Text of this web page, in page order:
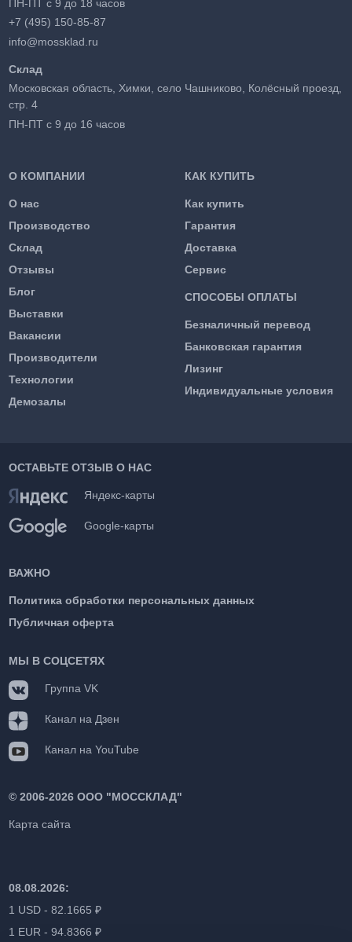
О КОМПАНИИ
О нас
Производство
Склад
Отзывы
Блог
Выставки
Вакансии
Производители
Технологии
Демозалы
КАК КУПИТЬ
Как купить
Гарантия
Доставка
Сервис
СПОСОБЫ ОПЛАТЫ
Безналичный перевод
Банковская гарантия
Лизинг
Индивидуальные условия
ПН-ПТ с 9 до 18 часов
+7 (495) 150-85-87
info@mossklad.ru
Склад
Московская область, Химки, село Чашниково, Колёсный проезд,
стр. 4
ПН-ПТ с 9 до 16 часов
ОСТАВЬТЕ ОТЗЫВ О НАС
Яндекс-карты
Google-карты
ВАЖНО
Политика обработки персональных данных
Публичная оферта
МЫ В СОЦСЕТЯХ
Группа VK
Канал на Дзен
Канал на YouTube
©2006-2026 ООО "МОССКЛАД"
Карта сайта
08.08.2026:
1 USD - 82.1665 ₽
1 EUR - 94.8366 ₽